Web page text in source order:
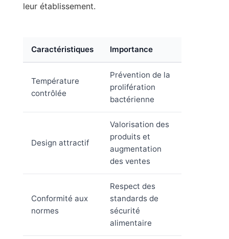
leur établissement.
Caractéristiques Importance
Température
contrôlée
Prévention de la
prolifération
bactérienne
Design attractif
Valorisation des
produits et
augmentation
des ventes
Conformité aux
normes
Respect des
standards de
sécurité
alimentaire